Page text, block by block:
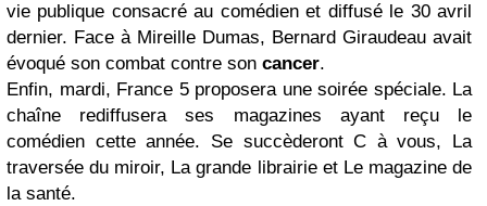
vie publique consacré au comédien et diffusé le 30 avril
dernier. Face à Mireille Dumas, Bernard Giraudeau avait
évoqué son combat contre son cancer.
Enfin, mardi, France 5 proposera une soirée spéciale. La
chaîne rediffusera ses magazines ayant reçu le
comédien cette année. Se succèderont C à vous, La
traversée du miroir, La grande librairie et Le magazine de
la santé.